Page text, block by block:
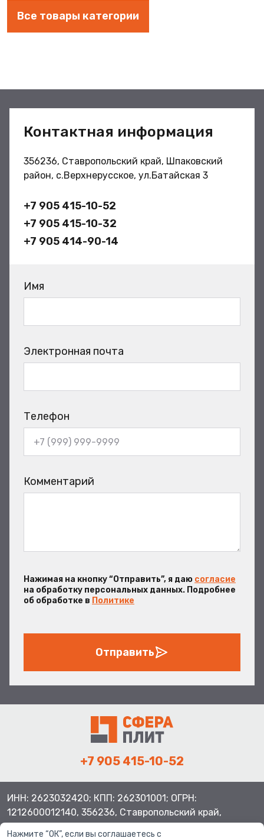
Все товары категории
Контактная информация
356236, Ставропольский край, Шпаковский
район, с.Верхнерусское, ул.Батайская 3
+7 905 415-10-52
+7 905 415-10-32
+7 905 414-90-14
Имя
Электронная почта
Телефон
Комментарий
Нажимая на кнопку “Отправить”, я даю согласие
на обработку персональных данных. Подробнее
об обработке в Политике
Отправить
+7 905 415-10-52
ИНН: 2623032420; КПП: 262301001; ОГРН:
1212600012140, 356236, Ставропольский край,
Шпаковский район, с.Верхнерусское, ул.Батайская 3
Нажмите “ОК”, если вы соглашаетесь с